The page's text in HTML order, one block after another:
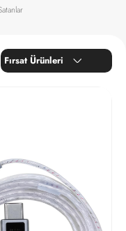
Fırsat Ürünleri